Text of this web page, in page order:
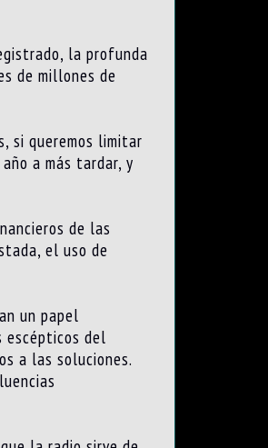
la profunda
de millones de
si queremos limitar
a más tardar, y
de las
el uso de
un papel
escépticos del
a las soluciones.